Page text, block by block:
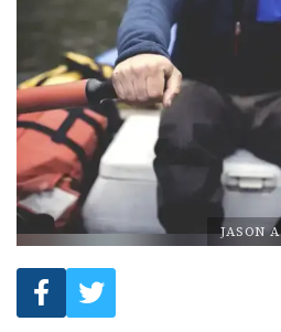
JASON